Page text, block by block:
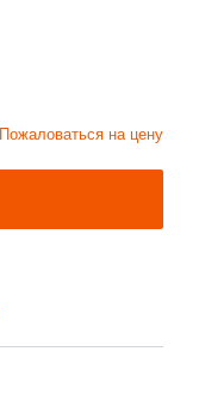
Пожаловаться на цену